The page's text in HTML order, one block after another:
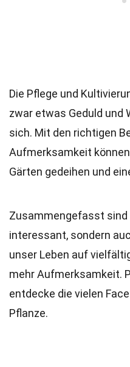
Die Pflege und
zwar etwas Geduld und
sich. Mit den richtigen
Aufmerksamkeit
Gärten gedeihen und
Zusammengefasst
interessant, sondern
unser Leben auf
mehr Aufmerksamkeit.
entdecke die vielen
Pflanze.